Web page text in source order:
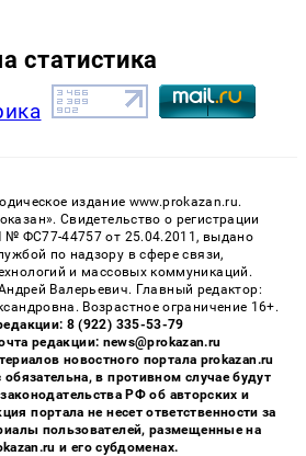
статистика
издание www.prokazan.ru.
Cвидетельство о регистрации
№ ФС77-44757 от 25.04.2011, выдано
по надзору в сфере связи,
и массовых коммуникаций.
Валерьевич. Главный редактор:
Возрастное ограничение 16+.
8 (922) 335-53-79
редакции: news@prokazan.ru
новостного портала prokazan.ru
обязательна, в противном случае будут
РФ об авторских и
портала не несет ответственности за
пользователей, размещенные на
и его субдоменах.